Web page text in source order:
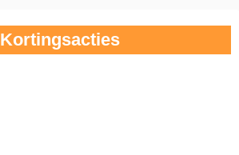
Kortingsacties